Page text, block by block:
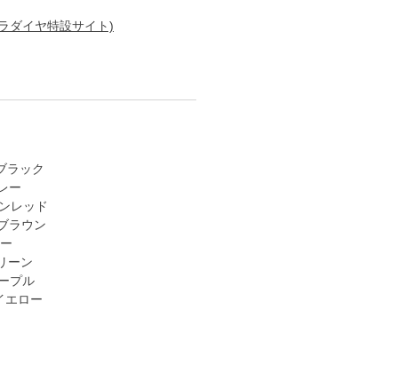
ダイヤ特設サイト)
ラック
ー
レッド
ラウン
ーン
プル
エロー